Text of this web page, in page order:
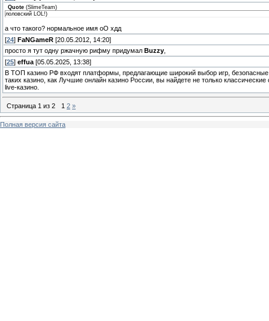
Quote (SlimeTeam)
лоловский LOL!)
а что такого? нормальное имя оО хдд
[24] FaNGameR [20.05.2012, 14:20]
просто я тут одну ржачную рифму придумал Buzzy
[25] effua [05.05.2025, 13:38]
В ТОП казино РФ входят платформы, предлагающие широкий выбор игр,
таких казино, как Лучшие онлайн казино России, вы найдете не только
live-казино.
Страница 1 из 2 1 2 »
Полная версия сайта